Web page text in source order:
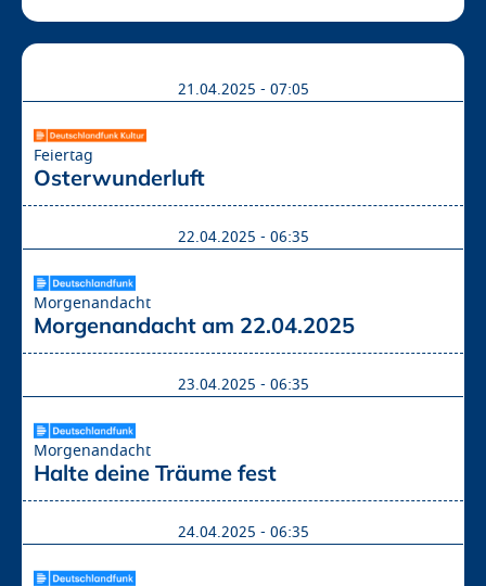
21.04.2025 - 07:05
Feiertag
Osterwunderluft
22.04.2025 - 06:35
Morgenandacht
Morgenandacht am 22.04.2025
23.04.2025 - 06:35
Morgenandacht
Halte deine Träume fest
24.04.2025 - 06:35